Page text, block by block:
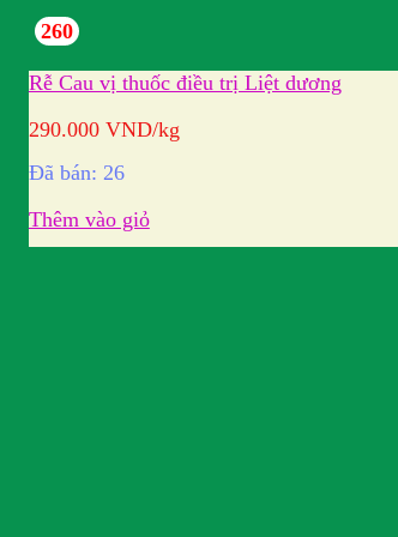
260
Rễ Cau vị thuốc điều trị Liệt dương
290.000 VND/kg
Đã bán: 26
Thêm vào giỏ